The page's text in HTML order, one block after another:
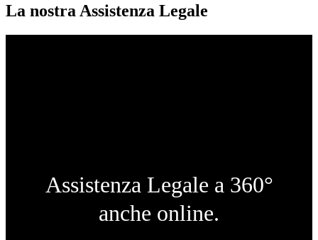
La nostra Assistenza Legale
Assistenza Legale a 360°
anche online.